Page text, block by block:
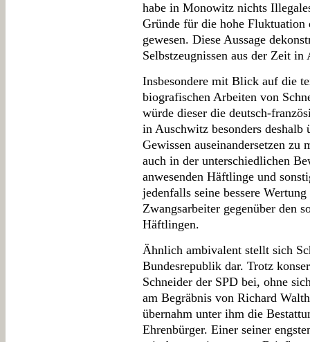
habe in Monowitz nichts
Gründe für die hohe
gewesen. Diese Aussage
Selbstzeugnissen aus der Zeit
Insbesondere mit Blick auf die
biografischen Arbeiten von
würde dieser die deutsch-
in Auschwitz besonders
Gewissen auseinandersetzen
auch in der unterschiedlichen
anwesenden Häftlinge und
jedenfalls seine bessere
Zwangsarbeiter gegenüber den
Häftlingen.
Ähnlich ambivalent stellt sich
Bundesrepublik dar. Trotz
Schneider der SPD bei, ohne
am Begräbnis von Richard
übernahm unter ihm die
Ehrenbürger. Einer seiner